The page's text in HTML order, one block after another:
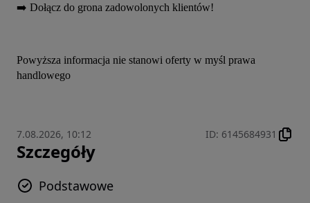
➡️ Dołącz do grona zadowolonych klientów!
Powyższa informacja nie stanowi oferty w myśl prawa
handlowego
7.08.2026, 10:12 ID: 6145684931
Szczegóły
Podstawowe